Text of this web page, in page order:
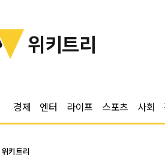
리
위키트리
경제 엔터 라이프 스포츠 사회
위키트리